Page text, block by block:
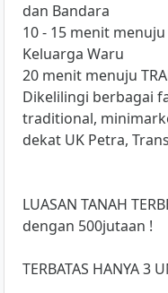
dan Bandara
10 - 15 menit
Keluarga Waru
20 menit menuju
Dikelilingi berbagai
traditional,
dekat UK Petra,
LUASAN TANAH
dengan 500jutaan !
TERBATAS HANYA 3